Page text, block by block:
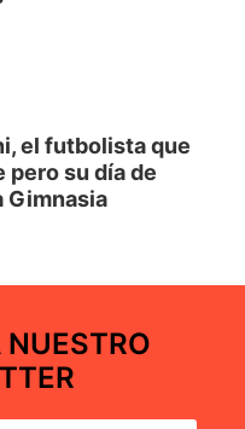
el futbolista que
pero su día de
Gimnasia